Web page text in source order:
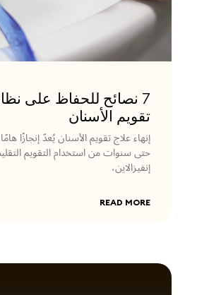
7 نصائح للحفاظ على
تقويم الأسنان
إنهاء علاج تقويم الأسنان يُعدّ إنجازًا
حتى سنوات من استخدام التقويم
إنفيزالاين،
READ MORE